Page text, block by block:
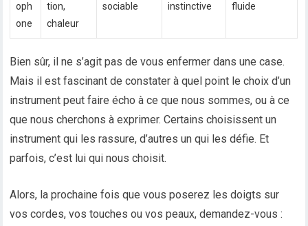
oph
one
tion,
chaleur
sociable
instinctive
fluide
Bien sûr, il ne s’agit pas de vous enfermer dans une case.
Mais il est fascinant de constater à quel point le choix d’un
instrument peut faire écho à ce que nous sommes, ou à ce
que nous cherchons à exprimer. Certains choisissent un
instrument qui les rassure, d’autres un qui les défie. Et
parfois, c’est lui qui nous choisit.
Alors, la prochaine fois que vous poserez les doigts sur
vos cordes, vos touches ou vos peaux, demandez-vous :